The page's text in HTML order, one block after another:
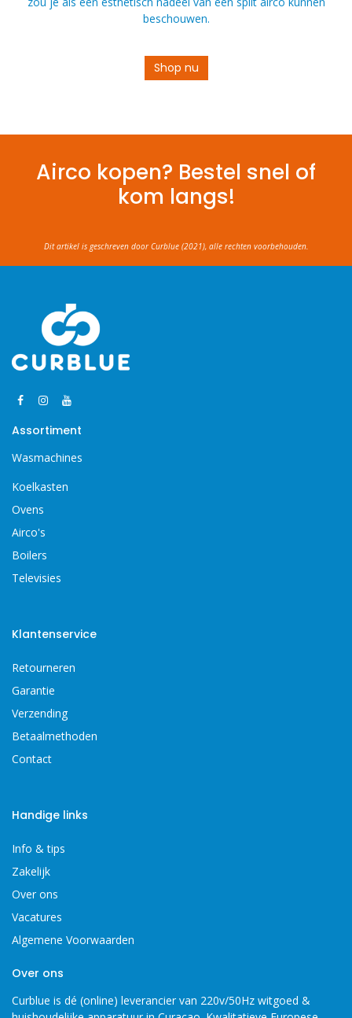
beschouwen.
Shop nu
Airco kopen? Bestel snel of
kom langs!
Dit artikel is geschreven door Curblue (2021), alle rechten voorbehouden.
Assortiment
Wasmachines
Koelkasten
Ovens
Airco's
Boilers
Televisies
Klantenservice
Retourneren
Garantie
Verzending
Betaalmethoden
Contact
Handige links
Info & tips
Zakelijk
Over ons
Vacatures
Algemene Voorwaarden
Over ons
Curblue is dé (online) leverancier van 220v/50Hz witgoed &